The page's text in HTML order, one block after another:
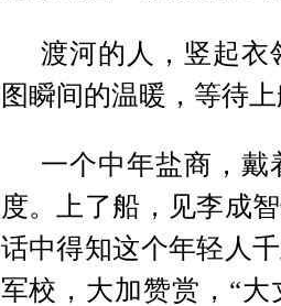
渡河的人，竖起衣
图瞬间的温暖，等待
一个中年盐商，
度。上了船，见李成
话中得知这个年轻人
军校，大加赞赏，“